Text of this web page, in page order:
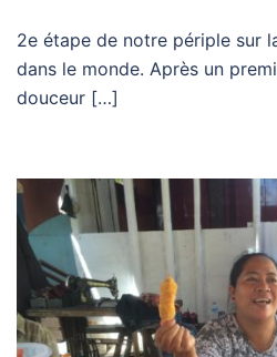
2e étape de notre périple sur
dans le monde. Après un
douceur […]